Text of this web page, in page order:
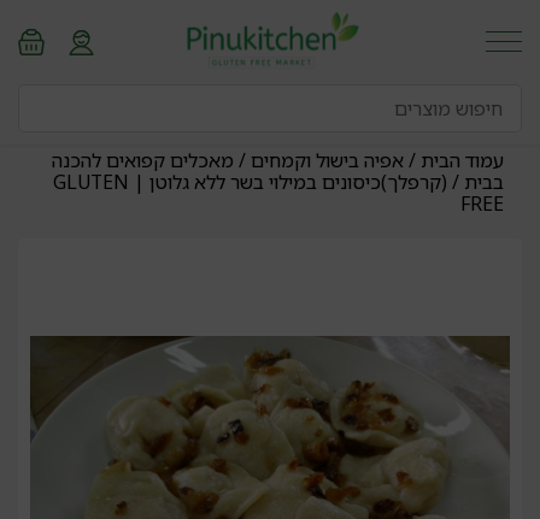
עמוד הבית /אפיה בישול וקמחים / מאכלים קפואים להכנה
בבית
/ (קרפלך)כיסונים במילוי בשר ללא גלוטן | GLUTEN
FREE